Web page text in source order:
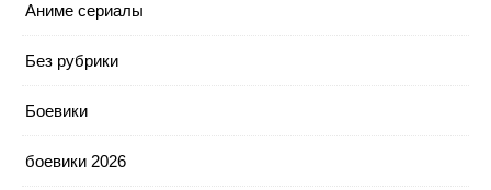
Аниме сериалы
Без рубрики
Боевики
боевики 2026